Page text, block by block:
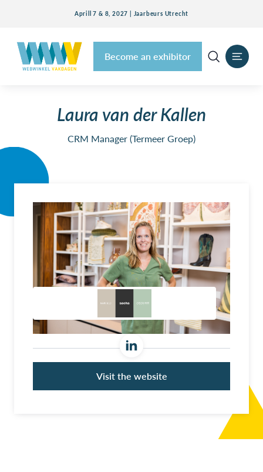
Aprill 7 & 8, 2027 | Jaarbeurs Utrecht
Become an exhibitor
Laura van der Kallen
CRM Manager (Termeer Groep)
Visit the website